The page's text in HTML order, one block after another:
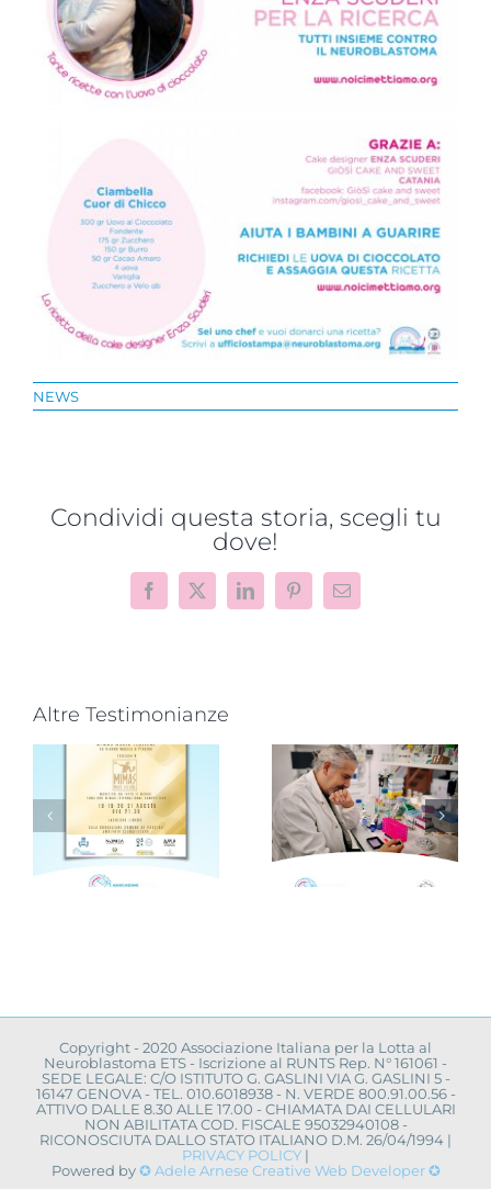
NEWS
Condividi questa storia, scegli tu
dove!
Facebook
X LinkedInPinterestEmail
Altre Testimonianze
Progetto
“VAMOLAA,
in campo
anche
l’Università
La Sapienza
Novità dalla
ricerca
scientifica:
convegno a
Napoli
Copyright - 2020 Associazione Italiana per la Lotta al
Neuroblastoma ETS - Iscrizione al RUNTS Rep. N° 161061 -
SEDE LEGALE: C/O ISTITUTO G. GASLINI VIA G. GASLINI 5 -
16147 GENOVA - TEL. 010.6018938 - N. VERDE 800.91.00.56 -
ATTIVO DALLE 8.30 ALLE 17.00 - CHIAMATA DAI CELLULARI
NON ABILITATA COD. FISCALE 95032940108 -
RICONOSCIUTA DALLO STATO ITALIANO D.M. 26/04/1994 |
PRIVACY POLICY |
Powered by✪ Adele Arnese Creative Web Developer ✪